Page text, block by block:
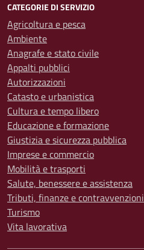
CATEGORIE DI SERVIZIO
Agricoltura e pesca
Ambiente
Anagrafe e stato civile
Appalti pubblici
Autorizzazioni
Catasto e urbanistica
Cultura e tempo libero
Educazione e formazione
Giustizia e sicurezza pubblica
Imprese e commercio
Mobilità e trasporti
Salute, benessere e assistenza
Tributi, finanze e contravvenzioni
Turismo
Vita lavorativa